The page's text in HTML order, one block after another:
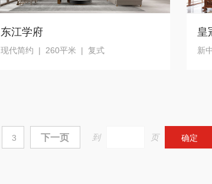
东江学府
现代简约 | 260平米 | 复式
皇
新
3 下一页 到 页 确定